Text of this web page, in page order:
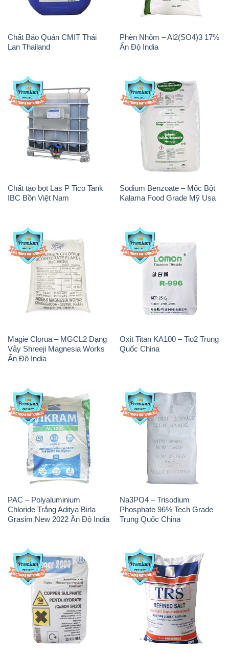
Chất Bảo Quản CMIT Thái
Lan Thailand
Phèn Nhôm – Al2(SO4)3 17%
Ấn Độ India
Chất tạo bọt Las P Tico Tank
IBC Bồn Việt Nam
Sodium Benzoate – Mốc Bột
Kalama Food Grade Mỹ Usa
Magie Clorua – MGCL2 Dạng
Vảy Shreeji Magnesia Works
Ấn Độ India
Oxit Titan KA100 – Tio2 Trung
Quốc China
PAC – Polyaluminium
Chloride Trắng Aditya Birla
Grasim New 2022 Ấn Độ India
Na3PO4 – Trisodium
Phosphate 96% Tech Grade
Trung Quốc China